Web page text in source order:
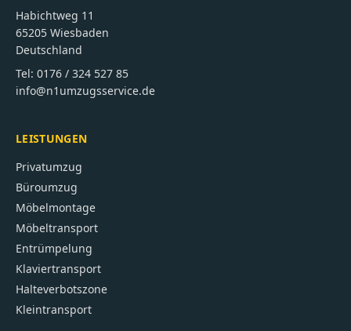
Habichtweg 11
65205 Wiesbaden
Deutschland
Tel: 0176 / 324 527 85
info@n1umzugsservice.de
LEISTUNGEN
Privatumzug
Büroumzug
Möbelmontage
Möbeltransport
Entrümpelung
Klaviertransport
Halteverbotszone
Kleintransport